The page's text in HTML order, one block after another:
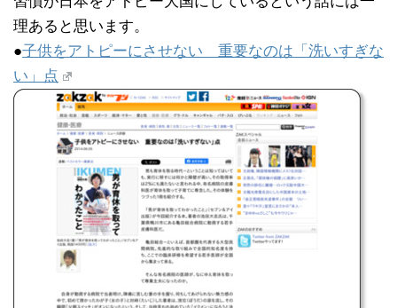
理あると思います。
●子供をアトピーにさせない 重要なのは「洗いすぎな
い」点